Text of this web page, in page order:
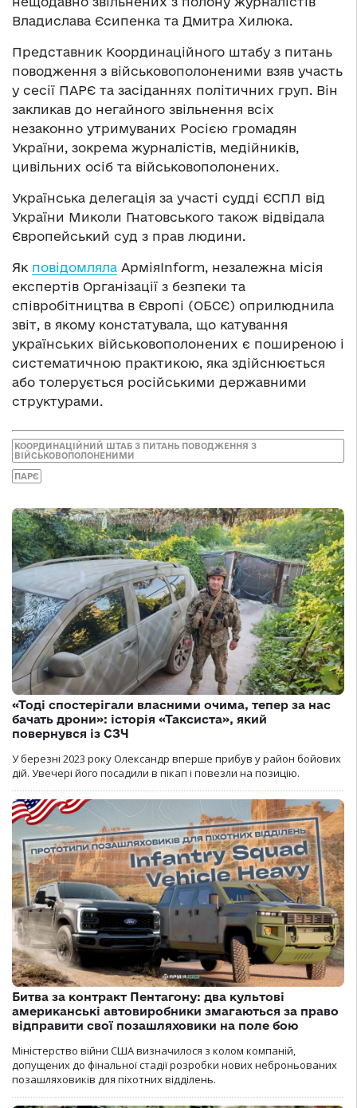
Владислава Єсипенка та Дмитра Хилюка.
Представник Координаційного штабу з питань
поводження з військовополоненими взяв участь
у сесії ПАРЄ та засіданнях політичних груп. Він
закликав до негайного звільнення всіх
незаконно утримуваних Росією громадян
України, зокрема журналістів, медійників,
цивільних осіб та військовополонених.
Українська делегація за участі судді ЄСПЛ від
України Миколи Гнатовського також відвідала
Європейський суд з прав людини.
Як повідомляла АрміяInform, незалежна місія
експертів Організації з безпеки та
співробітництва в Європі (ОБСЄ) оприлюднила
звіт, в якому констатувала, що катування
українських військовополонених є поширеною і
систематичною практикою, яка здійснюється
або толерується російськими державними
структурами.
КООРДИНАЦІЙНИЙ ШТАБ З ПИТАНЬ ПОВОДЖЕННЯ З
ВІЙСЬКОВОПОЛОНЕНИМИ
ПАРЄ
«Тоді спостерігали власними очима, тепер за нас
бачать дрони»: історія «Таксиста», який
повернувся із СЗЧ
У березні 2023 року Олександр вперше прибув у район бойових
дій. Увечері його посадили в пікап і повезли на позицію.
Битва за контракт Пентагону: два культові
американські автовиробники змагаються за право
відправити свої позашляховики на поле бою
Міністерство війни США визначилося з колом компаній,
допущених до фінальної стадії розробки нових неброньованих
позашляховиків для піхотних відділень.